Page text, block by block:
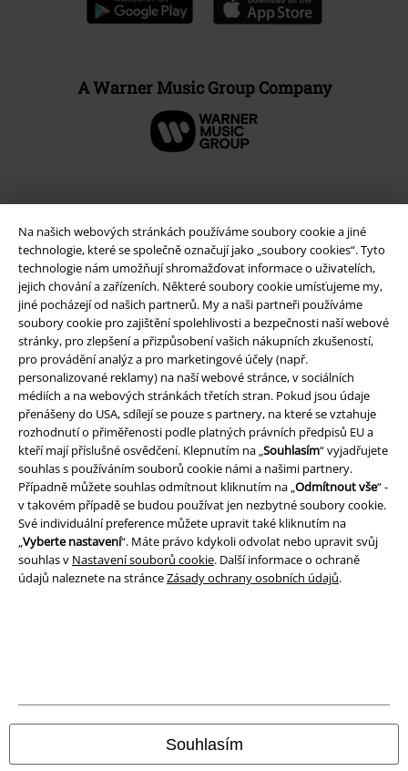
Na našich webových stránkách používáme soubory cookie a jiné
technologie, které se společně označují jako „soubory cookies“. Tyto
technologie nám umožňují shromažďovat informace o uživatelích,
jejich chování a zařízeních. Některé soubory cookie umísťujeme my,
jiné pocházejí od našich partnerů. My a naši partneři používáme
soubory cookie pro zajištění spolehlivosti a bezpečnosti naší webové
stránky, pro zlepšení a přizpůsobení vašich nákupních zkušeností,
pro provádění analýz a pro marketingové účely (např.
personalizované reklamy) na naší webové stránce, v sociálních
médiích a na webových stránkách třetích stran. Pokud jsou údaje
přenášeny do USA, sdílejí se pouze s partnery, na které se vztahuje
rozhodnutí o přiměřenosti podle platných právních předpisů EU a
kteří mají příslušné osvědčení. Klepnutím na „ Souhlasím“ vyjadřujete
souhlas s používáním souborů cookie námi a našimi partnery.
Případně můžete souhlas odmítnout kliknutím na „ Odmítnout vše“ -
v takovém případě se budou používat jen nezbytné soubory cookie.
Své individuální preference můžete upravit také kliknutím na
Vyberte nastavení“. Máte právo kdykoli odvolat nebo upravit svůj
souhlas v Nastavení souborů cookie. Další informace o ochraně
údajů naleznete na stránceZásady ochrany osobních údajů.
Souhlasím
A Warner Music Group Company
Právní informace
Podmínky
Prohlášení
Ochrana osobních údajů
Likvidace odpadu a ochrana životního prostředí
Prohlášení o shodě
Informace o přístupnosti